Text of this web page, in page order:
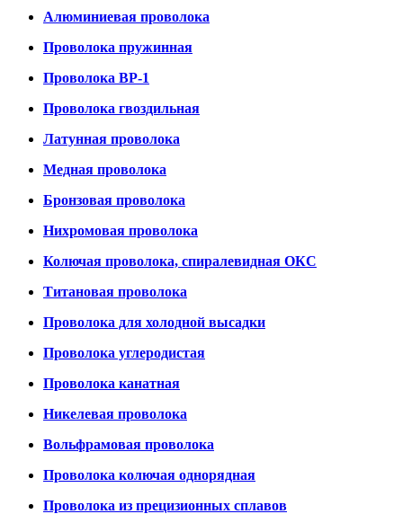
Алюминиевая проволока
Проволока пружинная
Проволока ВР-1
Проволока гвоздильная
Латунная проволока
Медная проволока
Бронзовая проволока
Нихромовая проволока
Колючая проволока, спиралевидная ОКС
Титановая проволока
Проволока для холодной высадки
Проволока углеродистая
Проволока канатная
Никелевая проволока
Вольфрамовая проволока
Проволока колючая однорядная
Проволока из прецизионных сплавов